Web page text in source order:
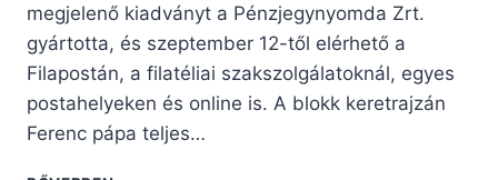
megjelenő kiadványt a Pénzjegynyomda Zrt.
gyártotta, és szeptember 12-től elérhető a
Filapostán, a filatéliai szakszolgálatoknál, egyes
postahelyeken és online is. A blokk keretrajzán
Ferenc pápa teljes…